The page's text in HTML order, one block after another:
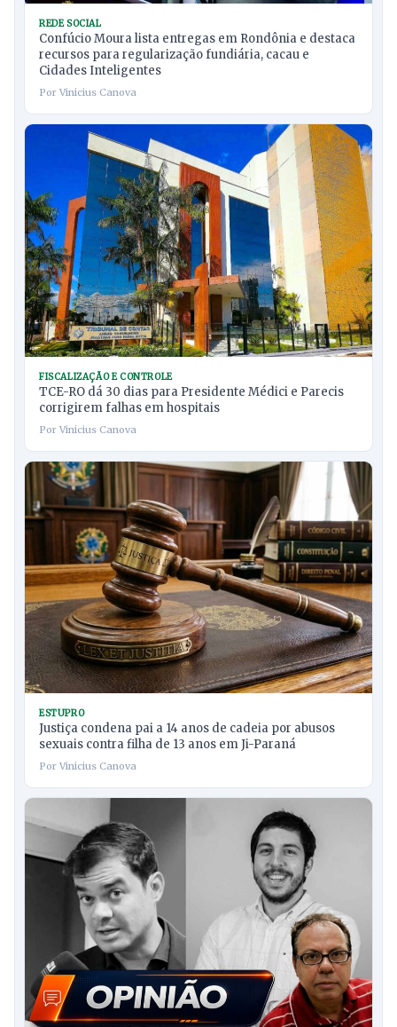
REDE SOCIAL
Confúcio Moura lista entregas em Rondônia e destaca
recursos para regularização fundiária, cacau e
Cidades Inteligentes
Por Vinicius Canova
FISCALIZAÇÃO E CONTROLE
TCE-RO dá 30 dias para Presidente Médici e Parecis
corrigirem falhas em hospitais
Por Vinicius Canova
ESTUPRO
Justiça condena pai a 14 anos de cadeia por abusos
sexuais contra filha de 13 anos em Ji-Paraná
Por Vinicius Canova